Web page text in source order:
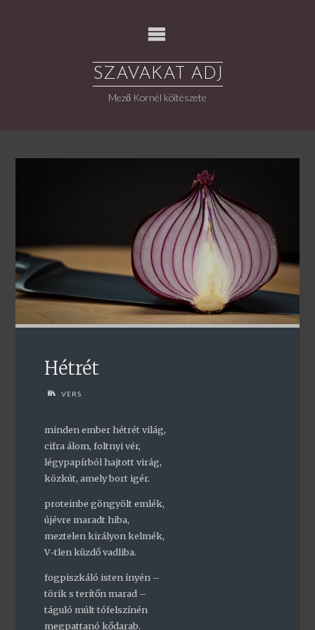
SZAVAKAT ADJ
Mező Kornél költészete
Hétrét
VERS
minden ember hétrét világ,
cifra álom, foltnyi vér,
légypapírból hajtott virág,
közkút, amely bort igér.
proteinbe göngyölt emlék,
újévre maradt hiba,
meztelen királyon kelmék,
V-tlen küzdő vadliba.
fogpiszkáló isten ínyén –
törik s terítőn marad –
táguló múlt tófelszínén
megpattanó kődarab.